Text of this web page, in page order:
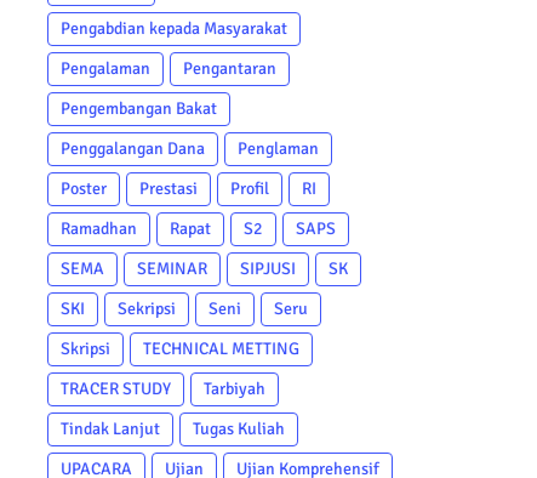
Pengabdian kepada Masyarakat
Pengalaman
Pengantaran
Pengembangan Bakat
Penggalangan Dana
Penglaman
Poster
Prestasi Profil
RI
Ramadhan
Rapat S2
SAPS
SEMA
SEMINAR SIPJUSI
SK
SKI
Sekripsi Seni
Seru
Skripsi
TECHNICAL METTING
TRACER STUDY
Tarbiyah
Tindak Lanjut
Tugas Kuliah
UPACARA
Ujian
Ujian Komprehensif